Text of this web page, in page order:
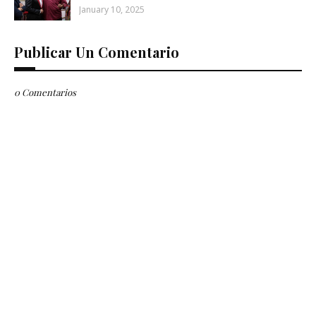
January 10, 2025
Publicar Un Comentario
0 Comentarios